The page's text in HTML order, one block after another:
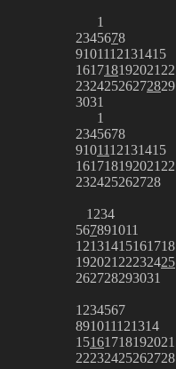
1
2345678
9101112131415
16171819202122
23242526272829
3031
1
2345678
9101112131415
16171819202122
232425262728
1234
567891011
12131415161718
19202122232425
262728293031
1234567
891011121314
15161718192021
22232425262728